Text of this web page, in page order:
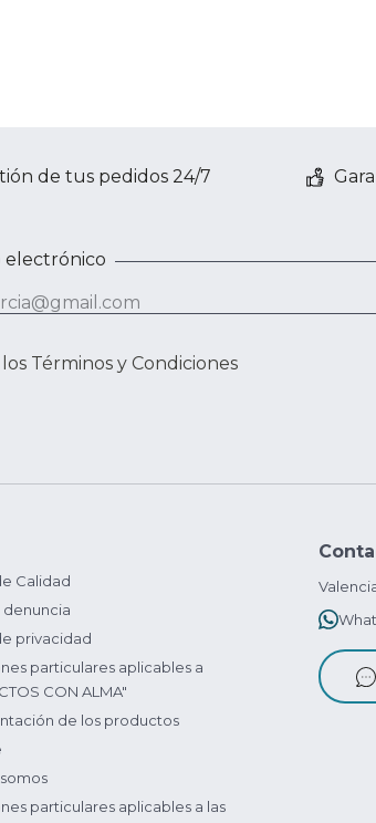
de tus pedidos 24/7
electrónico
Términos y Condiciones
Calidad
denuncia
privacidad
particulares aplicables a
CON ALMA"
de los productos
particulares aplicables a las